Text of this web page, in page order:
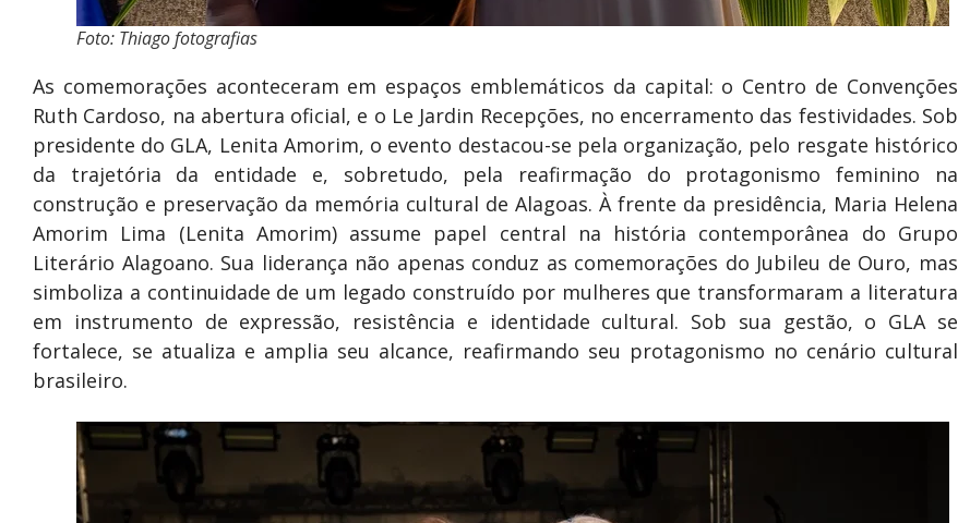
Foto: Thiago fotografias
As comemorações aconteceram em espaços emblemáticos da capital: o Centro de Convenções
Ruth Cardoso, na abertura oficial, e o Le Jardin Recepções, no encerramento das festividades. Sob
presidente do GLA, Lenita Amorim, o evento destacou-se pela organização, pelo resgate histórico
da trajetória da entidade e, sobretudo, pela reafirmação do protagonismo feminino na
construção e preservação da memória cultural de Alagoas. À frente da presidência, Maria Helena
Amorim Lima (Lenita Amorim) assume papel central na história contemporânea do Grupo
Literário Alagoano. Sua liderança não apenas conduz as comemorações do Jubileu de Ouro, mas
simboliza a continuidade de um legado construído por mulheres que transformaram a literatura
em instrumento de expressão, resistência e identidade cultural. Sob sua gestão, o GLA se
fortalece, se atualiza e amplia seu alcance, reafirmando seu protagonismo no cenário cultural
brasileiro.